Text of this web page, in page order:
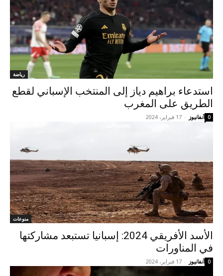
رياضة
استدعاء براهيم دياز إلى المنتخب الإسباني لقطع
الطريق على المغرب
آنفانيوز - 17 فبراير، 2024 0
منوعات
الأسد الأفريقي 2024: إسبانيا تستبعد مشاركتها
في المناورات
آنفانيوز - 17 فبراير، 2024 0